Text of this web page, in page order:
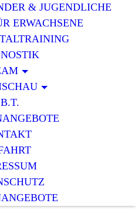
& JUGENDLICHE
ERWACHSENE